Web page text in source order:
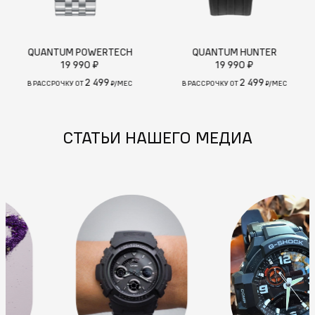
QUANTUM POWERTECH
19 990 ₽
В РАССРОЧКУ ОТ2 499₽/МЕС
QUANTUM HUNTER
19 990 ₽
В РАССРОЧКУ ОТ2 499₽/МЕС
СТАТЬИ НАШЕГО МЕДИА